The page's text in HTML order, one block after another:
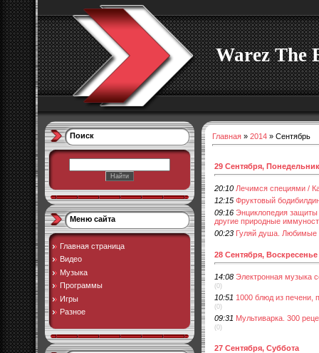
Warez The
Поиск
Меню сайта
Главная страница
Видео
Музыка
Программы
Игры
Разное
Главная » 2014 » Сентябрь
29 Сентября, Понедельник
20:10 Лечимся специями /
12:15 Фруктовый
09:16 Энциклопедия
другие природные
00:23 Гуляй душа. Любимые
28 Сентября, Воскресенье
14:08 Электронная музыка
(0)
10:51 1000 блюд из печени,
(0)
09:31 Мультиварка. 300
(0)
27 Сентября, Суббота